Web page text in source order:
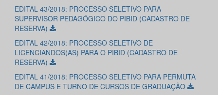
EDITAL 43/2018: PROCESSO SELETIVO PARA
SUPERVISOR PEDAGÓGICO DO PIBID (CADASTRO DE
RESERVA)
EDITAL 42/2018: PROCESSO SELETIVO DE
LICENCIANDOS(AS) PARA O PIBID (CADASTRO DE
RESERVA)
EDITAL 41/2018: PROCESSO SELETIVO PARA PERMUTA
DE CAMPUS E TURNO DE CURSOS DE GRADUAÇÃO